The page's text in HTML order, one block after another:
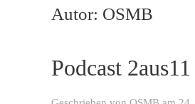
Autor: OSMB
Podcast